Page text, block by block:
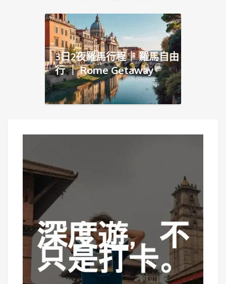
3日2夜羅馬行程｜ 羅馬自由
行 ｜ Rome Getaway